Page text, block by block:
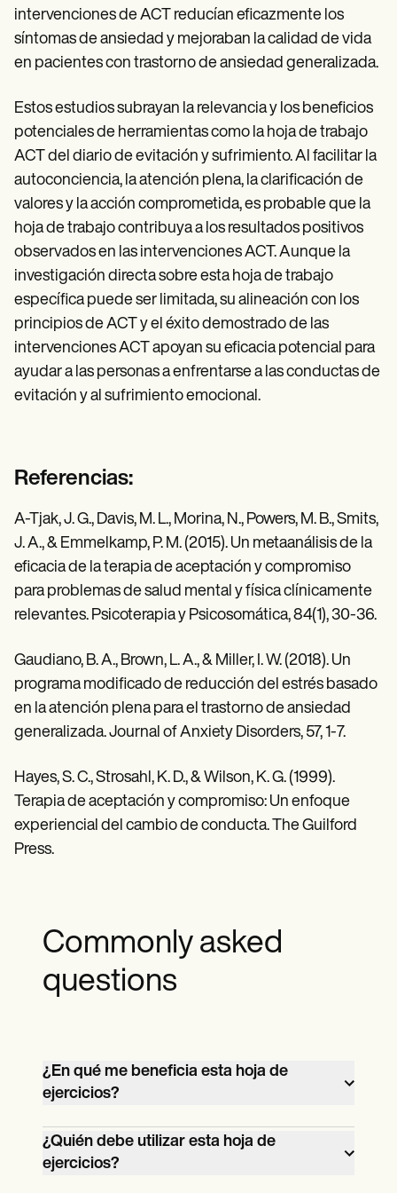
intervenciones de ACT reducían eficazmente los
síntomas de ansiedad y mejoraban la calidad de vida
en pacientes con trastorno de ansiedad generalizada.
Estos estudios subrayan la relevancia y los beneficios
potenciales de herramientas como la hoja de trabajo
ACT del diario de evitación y sufrimiento. Al facilitar la
autoconciencia, la atención plena, la clarificación de
valores y la acción comprometida, es probable que la
hoja de trabajo contribuya a los resultados positivos
observados en las intervenciones ACT. Aunque la
investigación directa sobre esta hoja de trabajo
específica puede ser limitada, su alineación con los
principios de ACT y el éxito demostrado de las
intervenciones ACT apoyan su eficacia potencial para
ayudar a las personas a enfrentarse a las conductas de
evitación y al sufrimiento emocional.
Referencias:
A-Tjak, J. G., Davis, M. L., Morina, N., Powers, M. B., Smits,
J. A., & Emmelkamp, P. M. (2015). Un metaanálisis de la
eficacia de la terapia de aceptación y compromiso
para problemas de salud mental y física clínicamente
relevantes. Psicoterapia y Psicosomática, 84(1), 30-36.
Gaudiano, B. A., Brown, L. A., & Miller, I. W. (2018). Un
programa modificado de reducción del estrés basado
en la atención plena para el trastorno de ansiedad
generalizada. Journal of Anxiety Disorders, 57, 1-7.
Hayes, S. C., Strosahl, K. D., & Wilson, K. G. (1999).
Terapia de aceptación y compromiso: Un enfoque
experiencial del cambio de conducta. The Guilford
Press.
Commonly asked
questions
¿En qué me beneficia esta hoja de
ejercicios?
Esta hoja de trabajo fomenta la
flexibilidad psicológica, ayudándole a
enfrentarse a los miedos, gestionar la
¿Quién debe utilizar esta hoja de
ejercicios?